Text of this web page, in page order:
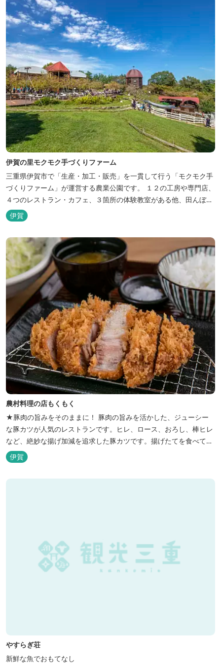
くりとゆ...
伊賀の里モクモク手づくりファーム
三重県伊賀市で「生産・加工・販売」を一貫して行う「モクモク手
づくりファーム」が運営する農業公園です。 １２の工房や専門店、
４つのレストラン・カフェ、３箇所の体験教室がある他、田んぼや
いかだ池など、「自然や農業」を身近に感じて楽しんでいただける
遊び場もあります。 園内では、ミニブタくんたちのショーを見た
農体験プログラムに参加したり...
伊賀
農村料理の店もくもく
★豚肉の旨みをそのままに！ 豚肉の旨みを活かした、ジューシー
な豚カツが人気のレストランです。ヒレ、ロース、おろし、棒ヒレ
など、絶妙な揚げ加減を追求した豚カツです。揚げたてを食べてい
ただくために、注文後じっくり揚げてお出ししています。 ★手作
りのお蕎麦をお楽しみいただけます！ お蕎麦は毎日お店で打ってつ
伊賀
やすらぎ荘
新鮮な魚でおもてなし